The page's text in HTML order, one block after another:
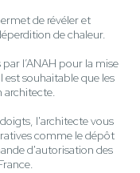
de révéler et
de chaleur.
l’ANAH pour la mise
souhaitable que les
architecte.
l'architecte vous
comme le dépôt
d'autorisation des